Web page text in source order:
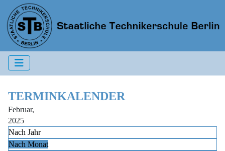
TERMINKALENDER
Februar,
2025
Nach Jahr
Nach Monat